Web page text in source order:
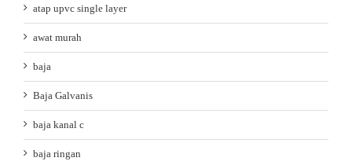
atap upvc single layer
awat murah
baja
Baja Galvanis
baja kanal c
baja ringan